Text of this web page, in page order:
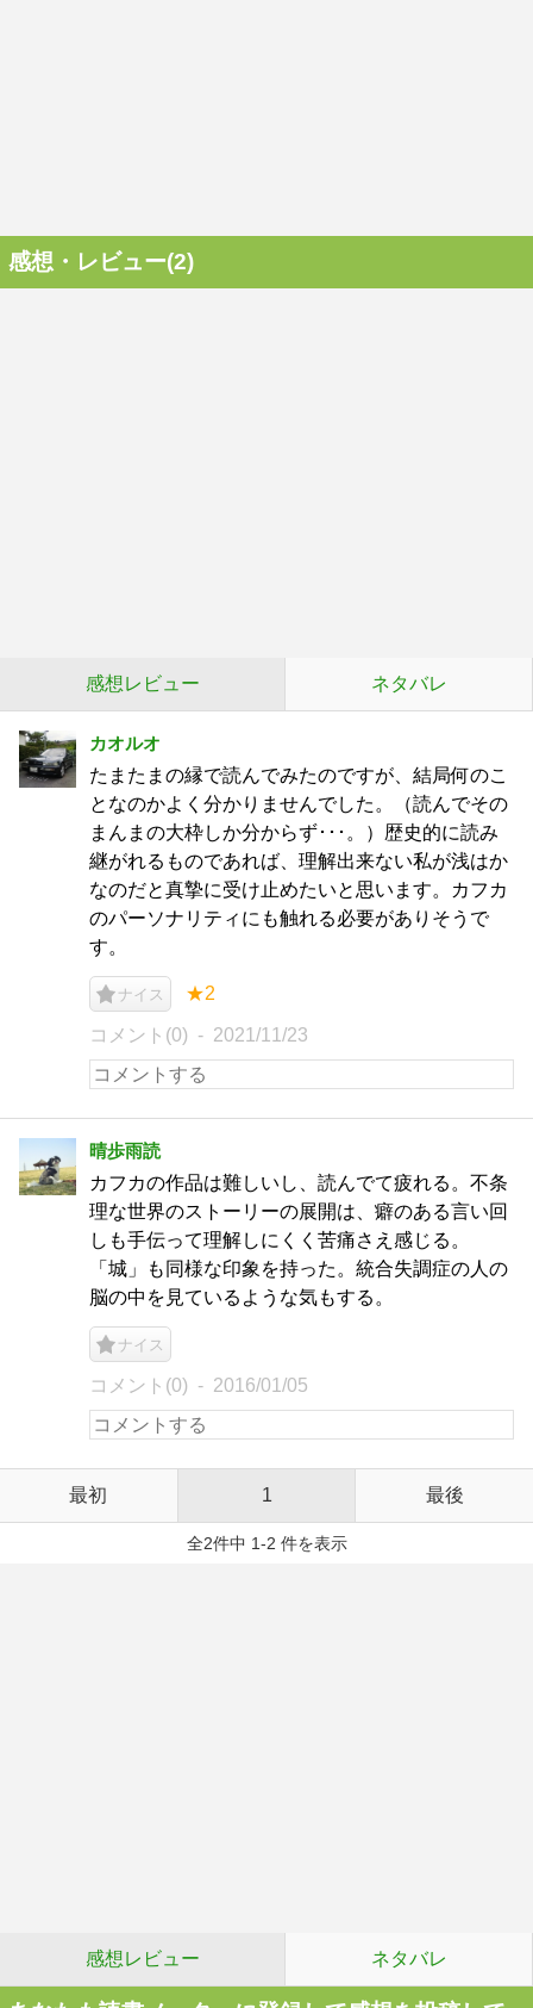
感想・レビュー(2)
感想レビュー ネタバレ
カオルオ
たまたまの縁で読んでみたのですが、結局何のこ
となのかよく分かりませんでした。（読んでその
まんまの大枠しか分からず･･･。）歴史的に読み
継がれるものであれば、理解出来ない私が浅はか
なのだと真摯に受け止めたいと思います。カフカ
のパーソナリティにも触れる必要がありそうで
す。
ナイス ★2
コメント(0) 2021/11/23
晴歩雨読
カフカの作品は難しいし、読んでて疲れる。不条
理な世界のストーリーの展開は、癖のある言い回
しも手伝って理解しにくく苦痛さえ感じる。
「城」も同様な印象を持った。統合失調症の人の
脳の中を見ているような気もする。
ナイス
コメント(0) 2016/01/05
最初 1 最後
全2件中 1-2 件を表示
感想レビュー ネタバレ